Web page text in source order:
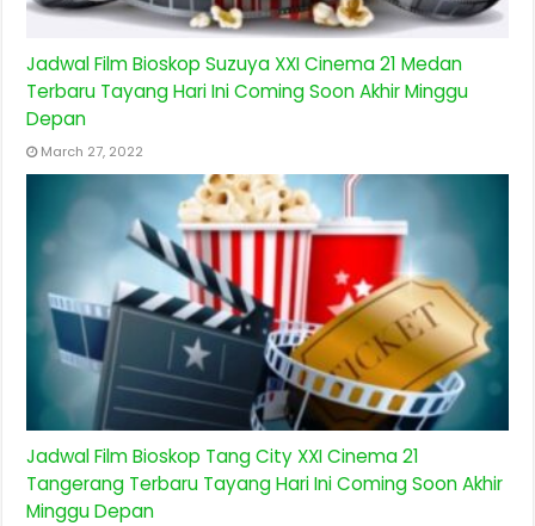
Jadwal Film Bioskop Suzuya XXI Cinema 21 Medan
Terbaru Tayang Hari Ini Coming Soon Akhir Minggu
Depan
March 27, 2022
Jadwal Film Bioskop Tang City XXI Cinema 21
Tangerang Terbaru Tayang Hari Ini Coming Soon Akhir
Minggu Depan